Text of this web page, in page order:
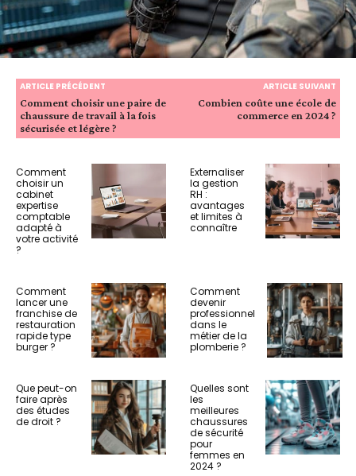
ARTICLE PRÉCÉDENT
Comment choisir une paire de
chaussure de travail à la fois
sécurisée et légère ?
ARTICLE SUIVANT
Combien coûte une école de
commerce en 2024 ?
Comment
choisir un
cabinet
expertise
comptable
adapté à
votre activité
?
Externaliser
la gestion
RH :
avantages
et limites à
connaître
Comment
lancer une
franchise de
restauration
rapide type
burger ?
Comment
devenir
professionnel
dans le
métier de la
plomberie ?
Que peut-on
faire après
des études
de droit ?
Quelles sont
les
meilleures
chaussures
de sécurité
pour
femmes en
2024 ?